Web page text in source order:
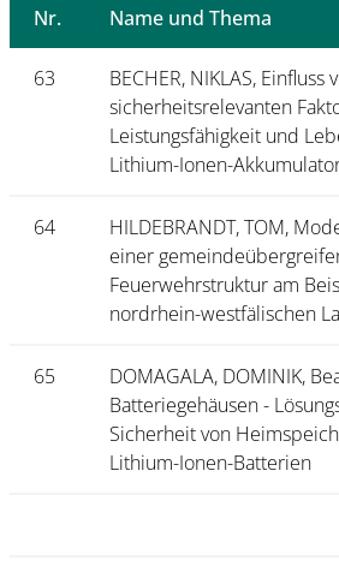
Nr. Name und Thema
63
BECHER, NIKLAS,
sicherheitsrelevanten
Leistungsfähigkeit und
Lithium-Ionen-
64
HILDEBRANDT, TOM,
einer
Feuerwehrstruktur am
nordrhein-westfälischen
65
DOMAGALA, DOMINIK,
Batteriegehäusen -
Sicherheit von
Lithium-Ionen-Batterien